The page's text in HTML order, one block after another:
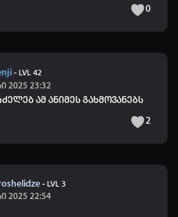
0
- LVL 42
2025 23:32
ამ ანიმეს გახმოვანებს
2
- LVL 3
2025 22:54